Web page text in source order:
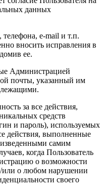
данных
e-mail и т.п.
вносить исправления в
ее.
Администрацией
почты, указанный им
за все действия,
средств
и пароль), используемых
действия, выполненные
самим
когда Пользователь
о возможности
или о любом нарушении
своего